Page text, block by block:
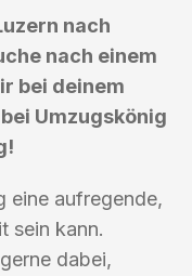
nach
nach einem
bei deinem
Umzugskönig
eine aufregende,
sein kann.
dabei,